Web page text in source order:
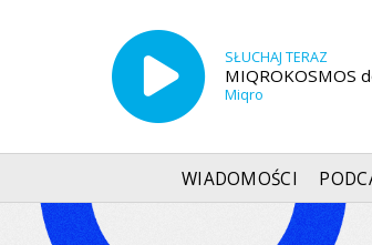
SŁUCHAJ TERAZ
MIQROKOSMOS
Miqro
WIADOMOŚCI